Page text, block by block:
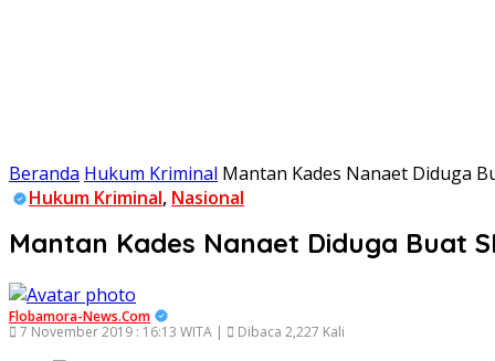
Beranda Hukum Kriminal Mantan Kades Nanaet Diduga
Hukum Kriminal, Nasional
Mantan Kades Nanaet Diduga Buat
Flobamora-News.Com
7 November 2019 : 16:13 WITA |
Dibaca 2,227 Kali